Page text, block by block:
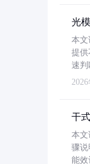
光
本文
提供
速判
干
本文
骤说
能效